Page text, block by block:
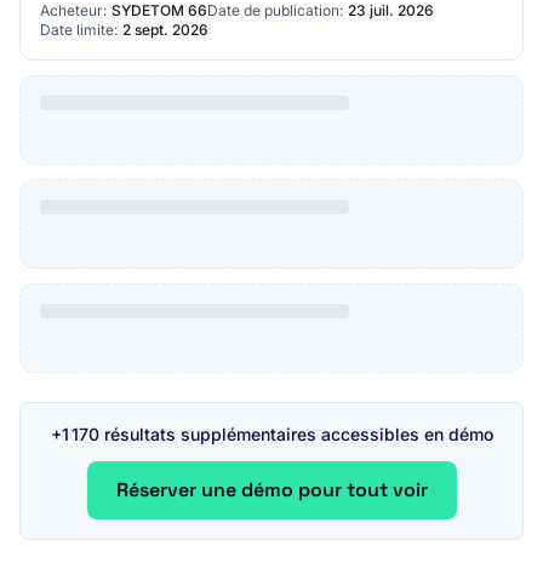
Acheteur: SYDETOM 66Date de publication: 23 juil. 2026
Date limite: 2 sept. 2026
+1 170 résultats supplémentaires accessibles en démo
Réserver une démo pour tout voir